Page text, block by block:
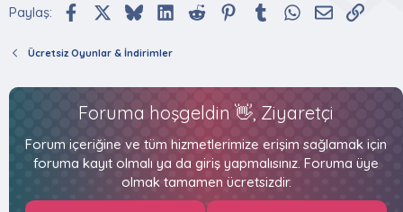
Paylaş: FacebookX (Twitter)
BlueskyLinkedIn
Reddit Pinterest
TumblrWhatsApp
E-posta
Ücretsiz Oyunlar & İndirimler
Foruma hoşgeldin 👋, Ziyaretçi
Forum içeriğine ve tüm hizmetlerimize erişim sağlamak için
foruma kayıt olmalı ya da giriş yapmalısınız. Foruma üye
olmak tamamen ücretsizdir.